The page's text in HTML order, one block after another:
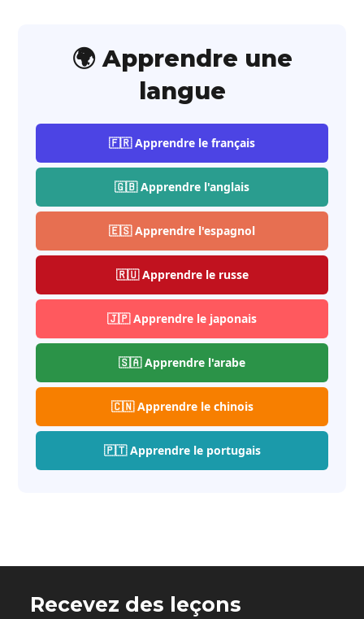
🌍 Apprendre une
langue
🇫🇷 Apprendre le français
🇬🇧 Apprendre l'anglais
🇪🇸 Apprendre l'espagnol
🇷🇺 Apprendre le russe
🇯🇵 Apprendre le japonais
🇸🇦 Apprendre l'arabe
🇨🇳 Apprendre le chinois
🇵🇹 Apprendre le portugais
Recevez des leçons